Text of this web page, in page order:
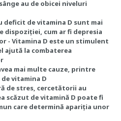
au de obicei niveluri
deficit de vitamina D sunt mai
dispoziției, cum ar fi depresia
- Vitamina D este un stimulent
ajută la combaterea
mai multe cauze, printre
vitamina D
de stres, cercetătorii au
scăzut de vitamină D poate fi
care determină apariția unor